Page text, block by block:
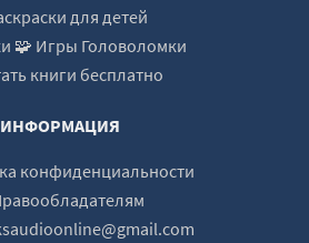
для детей
🧩 Игры Головоломки
книги бесплатно
ИНФОРМАЦИЯ
конфиденциальности